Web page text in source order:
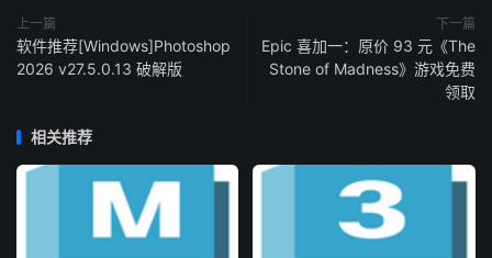
上一篇
软件推荐[Windows]Photoshop
2026 v27.5.0.13 破解版
下一篇
Epic 喜加一：原价 93 元《The
Stone of Madness》游戏免费
领取
相关推荐